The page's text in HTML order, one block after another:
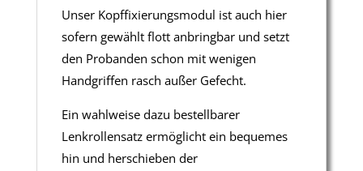
Unser Kopffixierungsmodul ist auch hier
sofern gewählt flott anbringbar und setzt
den Probanden schon mit wenigen
Handgriffen rasch außer Gefecht.
Ein wahlweise dazu bestellbarer
Lenkrollensatz ermöglicht ein bequemes
hin und herschieben der